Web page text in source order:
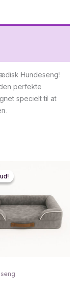
Hundeseng!
perfekte
specielt til at